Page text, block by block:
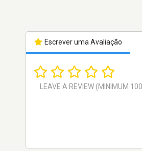
Escrever uma Avaliação